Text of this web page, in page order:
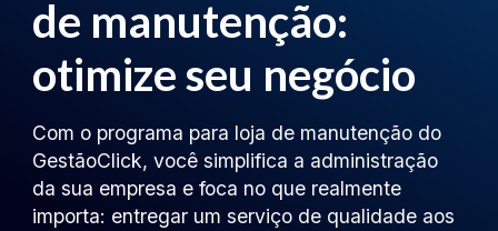
de manutenção:
otimize seu negócio
Com o programa para loja de manutenção do
GestãoClick, você simplifica a administração
da sua empresa e foca no que realmente
importa: entregar um serviço de qualidade aos